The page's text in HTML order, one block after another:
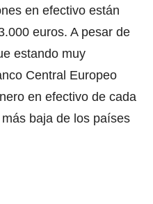
en efectivo están
euros. A pesar de
estando muy
Central Europeo
en efectivo de cada
baja de los países